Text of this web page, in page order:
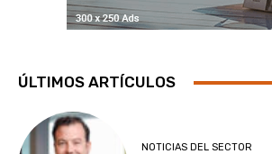
ÚLTIMOS ARTÍCULOS
NOTICIAS DEL SECTOR